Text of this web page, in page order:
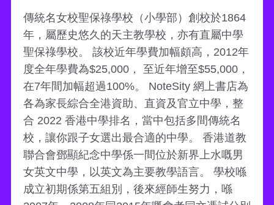
傳統名女校聖保祿學校（小學部）創校於1864
年，屬歷史悠久的天主教學校，亦有直屬中學
聖保祿學校。 該校近年學費加幅頗高，2012年
度全年學費為$25,000， 至近年增至$55,000，
在7年間加幅超過100%。 NoteSity 網上書店為
各為家長綜合全港資助、直資及官立中學，整
合 2022 香港中學排名，當中包括多間傳統名
校，讓你跟子女選出最合適的中學。 香港道教
聯合會鄧顯紀念中學係一間位於新界上水嘅男
女英文中學，以英文為主要教學語言。 學校喺
成立初期係第五組別，後來經師生努力，喺